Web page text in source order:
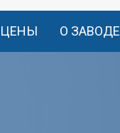
ЦЕНЫ О ЗАВОДЕ